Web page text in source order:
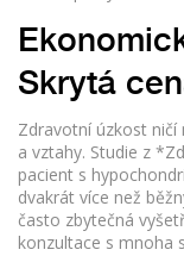
Skrytá
Zdravotní úzkost ničí
a vztahy. Studie z
pacient s
dvakrát více než
často zbytečná
konzultace s mnoha